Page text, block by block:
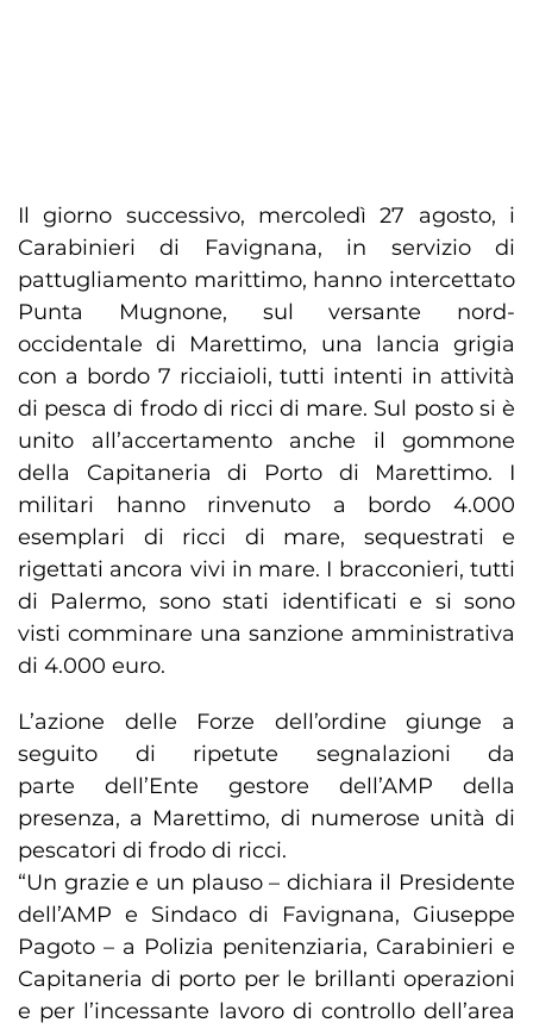
Il giorno successivo, mercoledì 27 agosto, i
Carabinieri di Favignana, in servizio di
pattugliamento marittimo, hanno intercettato
Punta Mugnone, sul versante nord-
occidentale di Marettimo, una lancia grigia
con a bordo 7 ricciaioli, tutti intenti in attività
di pesca di frodo di ricci di mare. Sul posto si è
unito all’accertamento anche il gommone
della Capitaneria di Porto di Marettimo. I
militari hanno rinvenuto a bordo 4.000
esemplari di ricci di mare, sequestrati e
rigettati ancora vivi in mare. I bracconieri, tutti
di Palermo, sono stati identificati e si sono
visti comminare una sanzione amministrativa
di 4.000 euro.
L’azione delle Forze dell’ordine giunge a
seguito di ripetute segnalazioni da
parte dell’Ente gestore dell’AMP della
presenza, a Marettimo, di numerose unità di
pescatori di frodo di ricci.
“Un grazie e un plauso – dichiara il Presidente
dell’AMP e Sindaco di Favignana, Giuseppe
Pagoto – a Polizia penitenziaria, Carabinieri e
Capitaneria di porto per le brillanti operazioni
e per l’incessante lavoro di controllo dell’area